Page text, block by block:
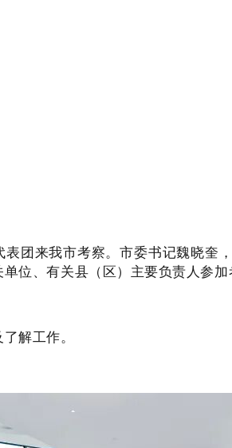
团来我市考察。市委书记魏晓奎
位、有关县（区）主要负责人参加
解工作。